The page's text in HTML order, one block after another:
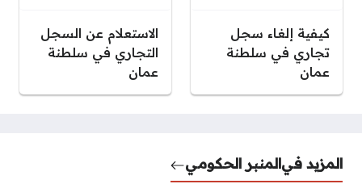
كيفية إلغاء سجل
تجاري في سلطنة
عمان
الاستعلام عن السجل
التجاري في سلطنة
عمان
المزيد فيالمنبر الحكومي